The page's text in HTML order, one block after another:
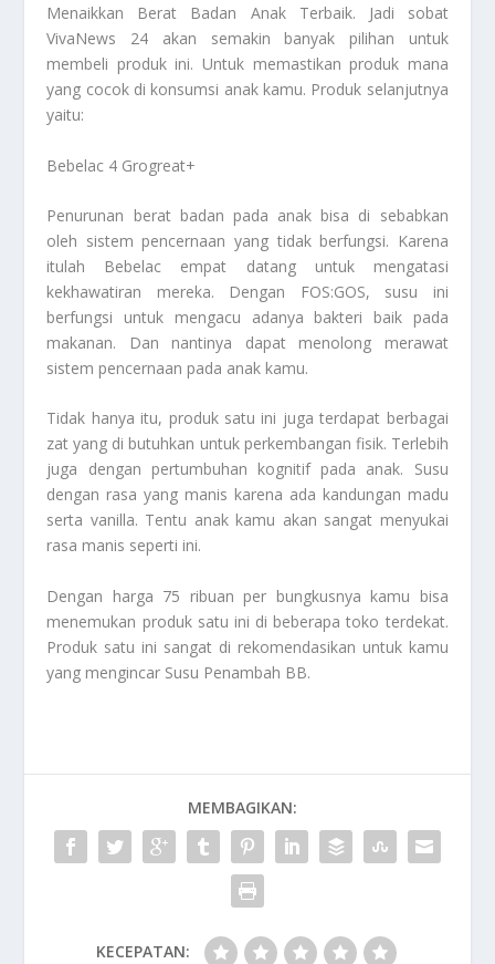
Menaikkan Berat Badan Anak Terbaik. Jadi sobat
VivaNews 24 akan semakin banyak pilihan untuk
membeli produk ini. Untuk memastikan produk mana
yang cocok di konsumsi anak kamu. Produk selanjutnya
yaitu:
Bebelac 4 Grogreat+
Penurunan berat badan pada anak bisa di sebabkan
oleh sistem pencernaan yang tidak berfungsi. Karena
itulah Bebelac empat datang untuk mengatasi
kekhawatiran mereka. Dengan FOS:GOS, susu ini
berfungsi untuk mengacu adanya bakteri baik pada
makanan. Dan nantinya dapat menolong merawat
sistem pencernaan pada anak kamu.
Tidak hanya itu, produk satu ini juga terdapat berbagai
zat yang di butuhkan untuk perkembangan fisik. Terlebih
juga dengan pertumbuhan kognitif pada anak. Susu
dengan rasa yang manis karena ada kandungan madu
serta vanilla. Tentu anak kamu akan sangat menyukai
rasa manis seperti ini.
Dengan harga 75 ribuan per bungkusnya kamu bisa
menemukan produk satu ini di beberapa toko terdekat.
Produk satu ini sangat di rekomendasikan untuk kamu
yang mengincar Susu Penambah BB.
MEMBAGIKAN:
KECEPATAN: